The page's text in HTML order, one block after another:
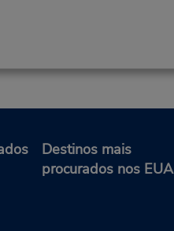
Destinos mais
procurados nos EUA